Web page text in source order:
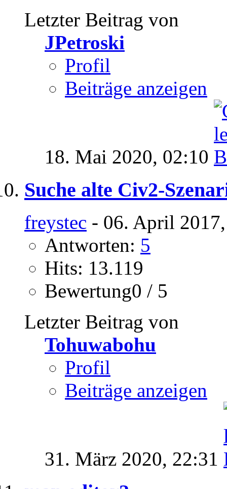
Letzter Beitrag von
JPetroski
Profil
Beiträge anzeigen
18. Mai 2020, 02:10
Suche alte Civ2-
freystec - 06. April
Antworten: 5
Hits: 13.119
Bewertung0 / 5
Letzter Beitrag von
Tohuwabohu
Profil
Beiträge anzeigen
31. März 2020, 22:31